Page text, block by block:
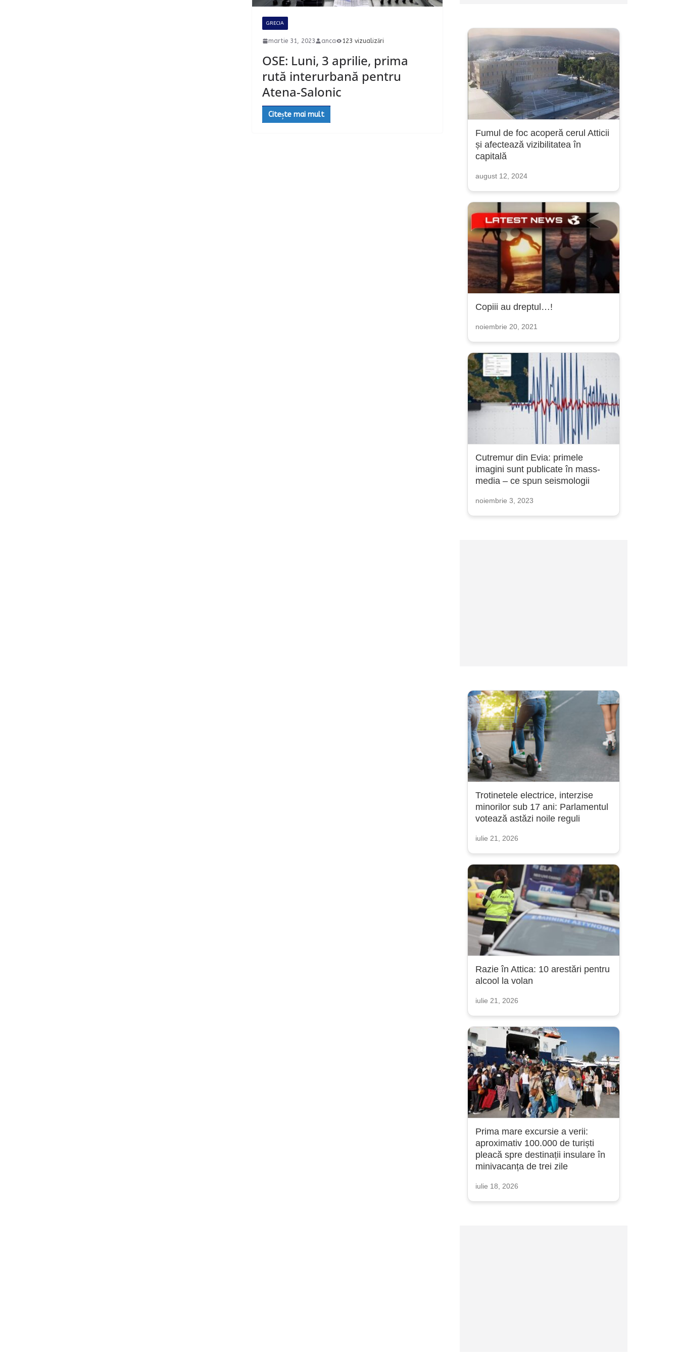
GRECIA
martie 31, 2023 anca 123 vizualizări
OSE: Luni, 3 aprilie, prima
rută interurbană pentru
Atena-Salonic
Citește mai mult
Fumul de foc acoperă cerul Atticii
și afectează vizibilitatea în
capitală
august 12, 2024
Copiii au dreptul…!
noiembrie 20, 2021
Cutremur din Evia: primele
imagini sunt publicate în mass-
media – ce spun seismologii
noiembrie 3, 2023
Trotinetele electrice, interzise
minorilor sub 17 ani: Parlamentul
votează astăzi noile reguli
iulie 21, 2026
Razie în Attica: 10 arestări pentru
alcool la volan
iulie 21, 2026
Prima mare excursie a verii:
aproximativ 100.000 de turiști
pleacă spre destinații insulare în
minivacanța de trei zile
iulie 18, 2026